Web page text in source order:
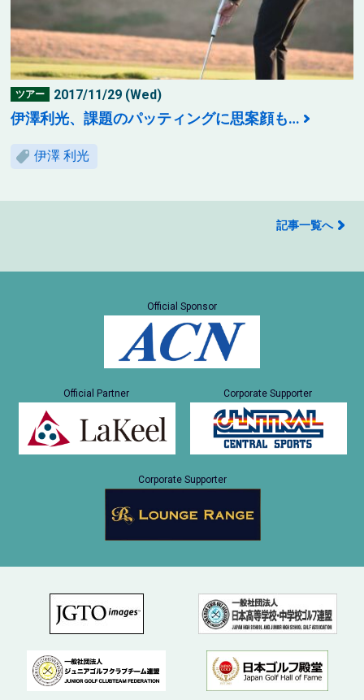
ツアー 2017/11/29 (Wed)
伊澤利光、課題のパッティングに思案顔も…
伊澤 利光
記事一覧へ
Official Sponsor
Official Partner Corporate Supporter
Corporate Supporter